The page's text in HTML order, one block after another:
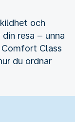
och
resa – unna
Class
du ordnar